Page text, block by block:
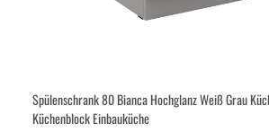
Spülenschrank 80 Bianca Hochglanz Weiß Grau
Küchenblock Einbauküche